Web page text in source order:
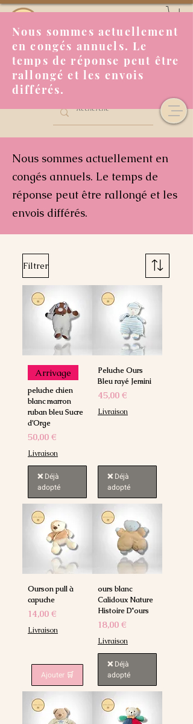
Nous sommes actuellement
en congés annuels. Le
temps de réponse peut être
rallongé et les envois
différés.
Nous sommes actuellement en
congés annuels. Le temps de
réponse peut être rallongé et les
envois différés.
Filtrer
Arrivage
peluche chien
blanc marron
ruban bleu Sucre
d’Orge
Prix
50,00 €
Livraison
❌ Déjà
adopté
Peluche Ours
Bleu rayé Jemini
Prix
45,00 €
Livraison
❌ Déjà
adopté
Ourson pull à
capuche
Prix
14,00 €
Livraison
Ajouter 🛒
ours blanc
Calidoux Nature
Histoire D'ours
Prix
18,00 €
Livraison
❌ Déjà
adopté